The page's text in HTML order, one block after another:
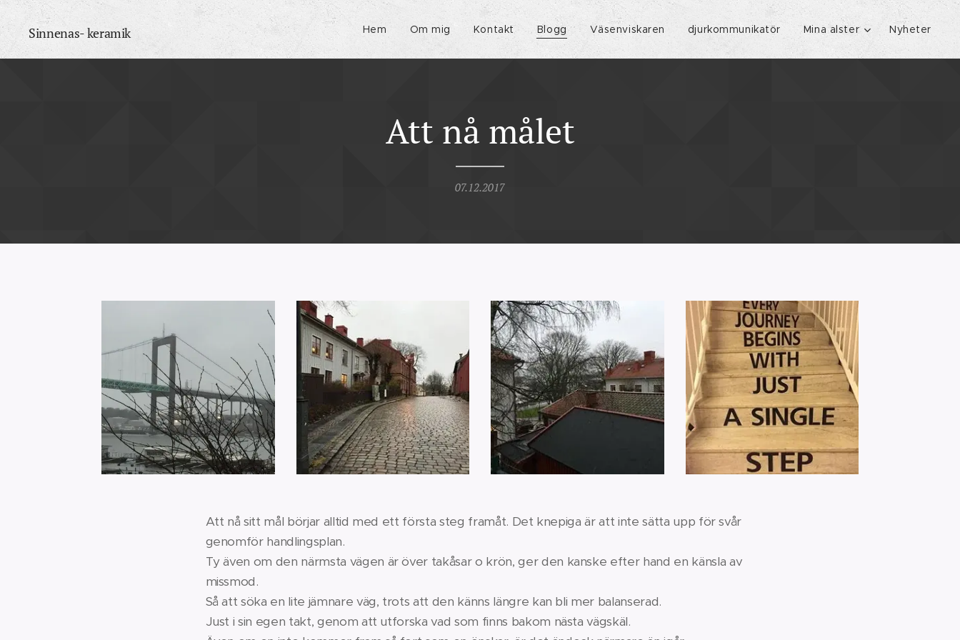
Sinnenas- keramik Hem Om mig Kontakt Blogg Väsenviskaren djurkommunikatör Mina alster Nyheter
Att nå målet
07.12.2017
Att nå sitt mål börjar alltid med ett första steg framåt. Det knepiga är att inte sätta upp för svår
genomför handlingsplan.
Ty även om den närmsta vägen är över takåsar o krön, ger den kanske efter hand en känsla av
missmod.
Så att söka en lite jämnare väg, trots att den känns längre kan bli mer balanserad.
Just i sin egen takt, genom att utforska vad som finns bakom nästa vägskäl.